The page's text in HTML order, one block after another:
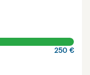
250 €